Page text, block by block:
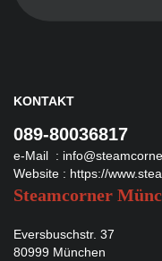
KONTAKT
089-80036817
e-Mail :
Website : https://
Steamcorner
Eversbuschstr. 37
80999 München